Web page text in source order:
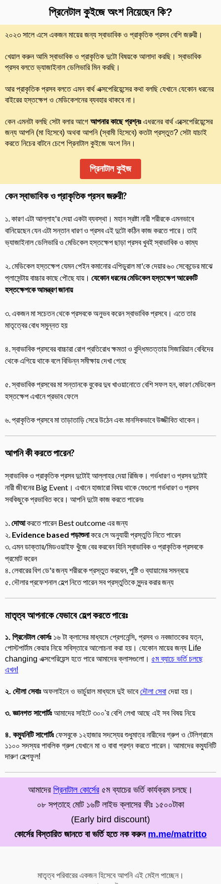
প্রিনেটাল কুইজে অংশ নিয়েছেন কি?
২০২৩ সালে এসে একজন মায়ের জন্য স্বাভাবিক ও প্রাকৃতিক প্রসব বেশি জরুরী।
খেয়াল করুন আমি স্বাভাবিক ও প্রাকৃতিক দুটো বিষয়কে আলাদা করছি। স্বাভাবিক
প্রসব বলতে ভ্যাজাইনাল ডেলিভারি মিন করছি।
আর প্রাকৃতিক প্রসব বলতে এমন বার্থ এক্সপেরিয়েন্সের কথা বলছি যেখানে যেকোন ধরনের
বাইরের হস্তক্ষেপ ও মেডিকেশনের ব্যবহার থাকবে না।
কেন এমনটা বলছি সেটা বলার আগে আপনার কাছে প্রশ্নঃএধরনের বার্থ এক্সেপেরিয়েন্সের
জন্য আপনি (মা হিসেবে) অথবা আপনি (স্বামী হিসেবে) কতটা প্রস্তুত? সেটা যাচাই
করতে নিচের বাটনে চেপে প্রিনাটাল কুইজে অংশ নিন।
প্রিনাটাল কুইজ
কেন স্বাভাবিক ও প্রাকৃতিক প্রসব জরুরী?
১. কারণ এটা আল্লাহ'র দেয়া একটা ব্যবস্থা। মহান স্রষ্টা নারী শরীরকে এমনভাবে
বানিয়েছেন যেন এটা সন্তান ধারণ ও প্রসব এই দুটো কঠিন কাজ করতে পারে। তাই
ভ্যাজাইনাল ডেলিভারি ও মেডিকেল হস্তক্ষেপ ছাড়া প্রসব খুবই স্বাভাবিক ও কাম্য
২. মেডিকেল হস্তক্ষেপ যেমন পেইন কমানোর এপিডুরাল মা'কে দেয়ার ৬০ সেকেন্ডের মাঝে
প্লাসেন্টায় বাচ্চার কাছে পৌছে যায়। যেকোন ধরনের মেডিকেল হস্তক্ষেপ আরেকটি
হস্তক্ষেপকে আমন্ত্রণ জানায়
৩. একজন মা সচেতন থেকে প্রসবকে অনুভব করেন স্বাভাবিক প্রসবে। এতে তার
মাতৃত্বের বোধ সমুন্নত হয়
৪. স্বাভাবিক প্রসবের বাচ্চারা রোগ প্রতিরোধ ক্ষমতা ও বুদ্ধিমতত্তায় সিজারিয়ান বেবিদের
থেকে এগিয়ে থাকে বলে বিভিন্ন সমীক্ষায় দেখা গেছে
৫. স্বাভাবিক প্রসবের মা সন্তানকে বুকের দুধ খাওয়ানোতে বেশি সফল হন, কারণ মেডিকেল
হস্তক্ষেপ এখানে প্রভাব ফেলে
৬. প্রাকৃতিক প্রসবে মা তাড়াতাড়ি সেরে উঠেন এবং মানসিকভাবে উজ্জীবিত থাকেন।
আপনি কী করতে পারেন?
স্বাভাবিক ও প্রাকৃতিক প্রসব দুটোই আল্লাহর দেয়া রিজিক। গর্ভধারণ ও প্রসব দুটোই
নারী জীবনের Big Event। এখানে হাজারো বিষয় থাকে যেগুলো গর্ভধারণ ও প্রসব
সবকিছুকে প্রভাবিত করে। আপনি দুটো কাজ করতে পারেনঃ
১.দোআকরতে পারেন Best outcome এর জন্য
২. Evidence based পড়াশুনাকরে সে অনুযায়ী প্রস্তুতি নিতে পারেন
৩. এমন ডাক্তার/মিডওয়াইফ খুঁজে বের করবেন যিনি স্বাভাবিক ও প্রাকৃতিক প্রসবকে
প্রমোট করেন
৪. লেবারের বিগ ডে'র জন্য শরীরকে প্রস্তুত করবেন, পুষ্টি ও ব্যায়ামের সমন্বয়ে
৫. দৌলার প্রফেশনাল হেল্প নিতে পারেন সব প্রস্তুতিকে সুন্দর করার জন্য
মাতৃত্ব আপনাকে যেভাবে হেল্প করতে পারেঃ
১. প্রিনেটাল কোর্সঃ১৬ টা ক্লাসের মাধ্যমে প্রেগনেন্সি, প্রসব ও নবজাতকের যত্ন,
পোস্টপার্টাম কেয়ার নিয়ে সবিস্তারে আলোচনা করা হয়। যেকোন মায়ের জন্য Life
changing এক্সপেরিয়েন্স হতে পারে আমাদের ক্লাসগুলো। ৫ম ব্যাচে ভর্তি চলছে
এখন!
২. দৌলা সেবাঃঅফলাইনে ও ভার্চুয়াল মাধ্যমে দুই ভাবেদৌলা সেবা দেয়া হয়।
৩. জ্ঞানগত সাপোর্টঃআমাদের সাইটে ৩০০'র বেশি লেখা আছে এই সব বিষয় নিয়ে
৪. কম্যুনিটি সাপোর্টঃফেসবুকে ১২হাজার সদস্যের শুধুমাত্র নারীদের গ্রুপ ও টেলিগ্রামে
১১০০ সদস্যর পাবলিক গ্রুপ যেখানে মা ও বাবা প্রশ্ন করতে পারেন। আমাদের কম্যুনিটি
দারুণ হেল্পফুল!
আমাদের প্রিনাটাল কোর্সের৫ম ব্যাচের ভর্তি কার্যক্রম চলছে।
০৮ সপ্তাহে মোট ১৬টি লাইভ ক্লাসের ফীঃ ১৫০০টাকা
(Early bird discount)
কোর্সের বিস্তারিত জানতে বা ভর্তি হতে নক করুন m.me/matritto
মাতৃত্ব পরিবারের একজন হিসেবে আপনি এই মেইল পাচ্ছেন।